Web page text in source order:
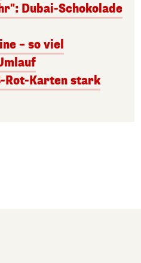
Dubai-Schokolade
– so viel
Rot-Karten stark